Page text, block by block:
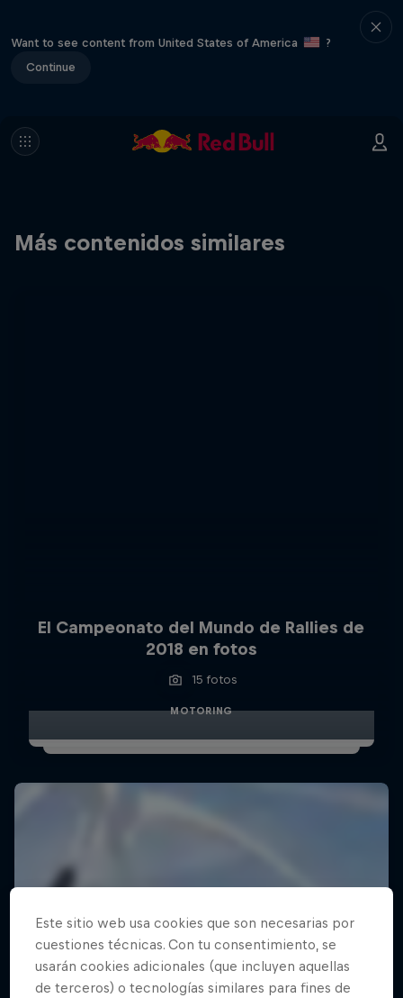
Want to see content from United States of America
?
Continue
Más contenidos similares
El Campeonato del Mundo de Rallies de
2018 en fotos
15 fotos
MOTORING
Este sitio web usa cookies que son necesarias por
cuestiones técnicas. Con tu consentimiento, se
usarán cookies adicionales (que incluyen aquellas
de terceros) o tecnologías similares para fines de